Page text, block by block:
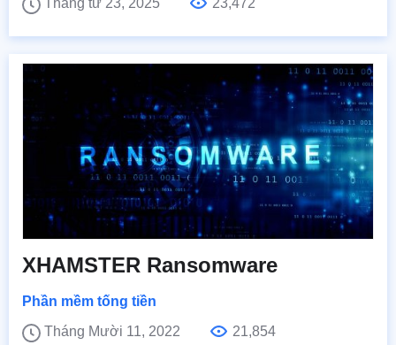
XHAMSTER Ransomware
Phần mềm tống tiền
Tháng Mười 11, 2022
21,854